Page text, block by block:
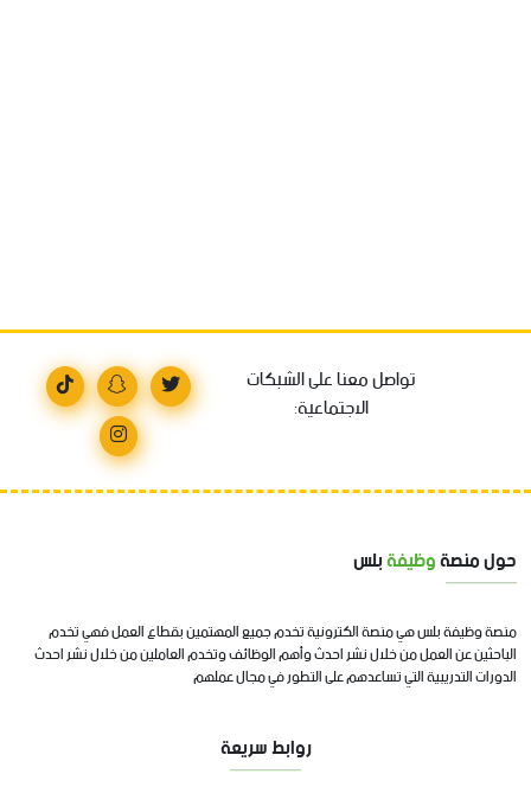
تواصل معنا على الشبكات
الاجتماعية:
حول منصةوظيفةبلس
منصة وظيفة بلس هي منصة الكترونية تخدم جميع المهتمين بقطاع العمل فهي تخدم
الباحثين عن العمل من خلال نشر احدث وأهم الوظائف وتخدم العاملين من خلال نشر احدث
الدورات التدريبية التي تساعدهم على التطور في مجال عملهم
روابط سريعة